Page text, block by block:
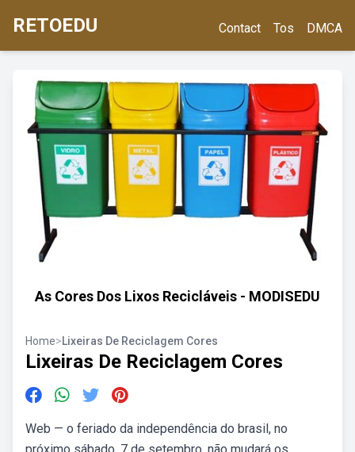
RETOEDU Contact Tos DMCA
As Cores Dos Lixos Recicláveis - MODISEDU
Home>Lixeiras De Reciclagem Cores
Lixeiras De Reciclagem Cores
Web — o feriado da independência do brasil, no